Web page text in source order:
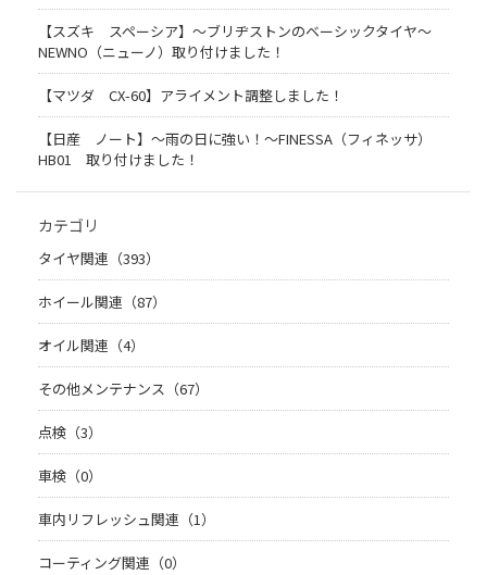
【スズキ スペーシア】～ブリヂストンのベーシックタイヤ～
NEWNO（ニューノ）取り付けました！
【マツダ CX-60】アライメント調整しました！
【日産 ノート】～雨の日に強い！～FINESSA（フィネッサ）
HB01 取り付けました！
カテゴリ
タイヤ関連（393）
ホイール関連（87）
オイル関連（4）
その他メンテナンス（67）
点検（3）
車検（0）
車内リフレッシュ関連（1）
コーティング関連（0）